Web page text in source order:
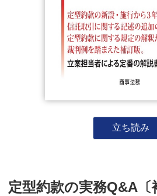
立ち読み
定型約款の実務Q&A〔